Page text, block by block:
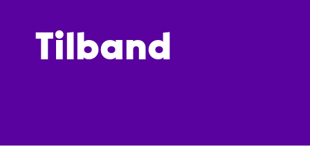
Tilband